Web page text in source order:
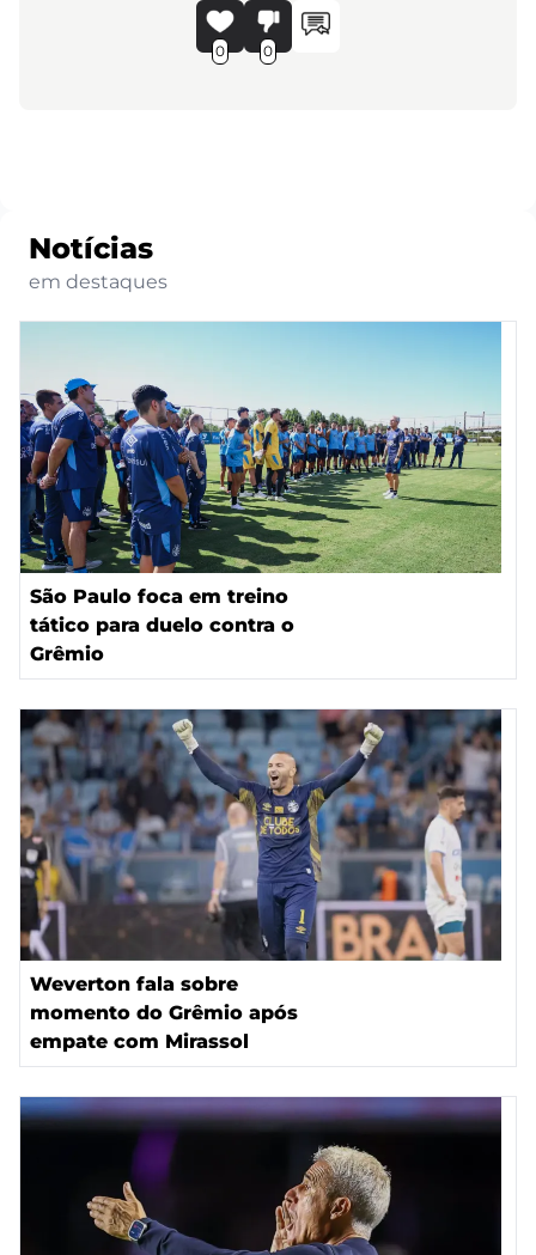
0 0
Notícias
em destaques
São Paulo foca em treino
tático para duelo contra o
Grêmio
Weverton fala sobre
momento do Grêmio após
empate com Mirassol